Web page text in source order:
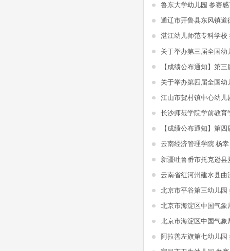
鲁东大学幼儿园 参赛
湛江幼儿师范专科学校
江山市贺村镇中心幼儿
长沙师范学院学前教育
云南经济管理学院 杨
北京市平谷第三幼儿园
北京市海淀区中国气象
北京市海淀区中国气象
阿拉善左旗第七幼儿园